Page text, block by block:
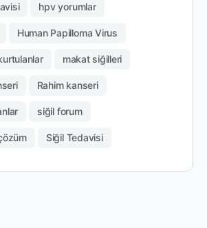
hpv yorumlar
Human Papilloma Virus
makat siğilleri
Rahim kanseri
siğil forum
Siğil Tedavisi